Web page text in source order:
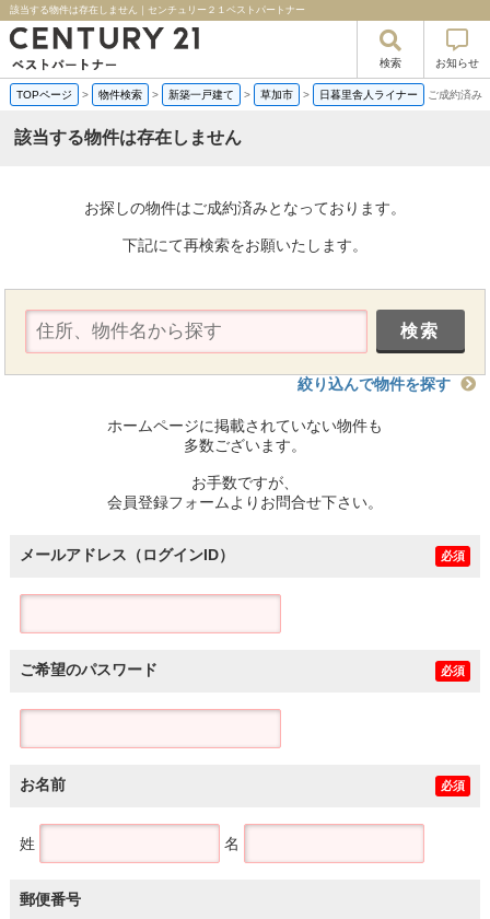
該当する物件は存在しません｜センチュリー２１ベストパートナー
検索 お知らせ
TOPページ > 物件検索 > 新築一戸建て > 草加市 > 日暮里舎人ライナー ご成約済み
該当する物件は存在しません
お探しの物件はご成約済みとなっております。
下記にて再検索をお願いたします。
絞り込んで物件を探す
ホームページに掲載されていない物件も
多数ございます。
お手数ですが、
会員登録フォームよりお問合せ下さい。
メールアドレス（ログインID） 必須
ご希望のパスワード 必須
お名前 必須
姓 名
郵便番号